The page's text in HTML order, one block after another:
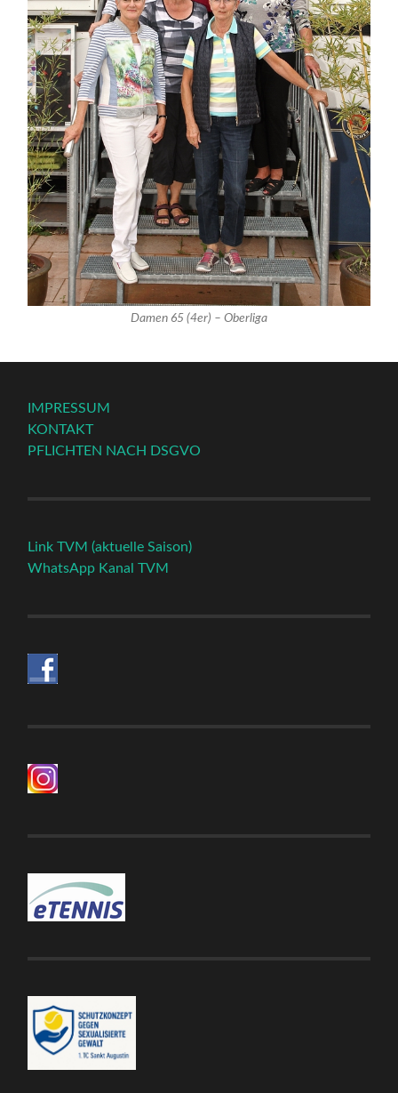
Damen 65 (4er) – Oberliga
IMPRESSUM
KONTAKT
PFLICHTEN NACH DSGVO
Link TVM (aktuelle Saison)
WhatsApp Kanal TVM